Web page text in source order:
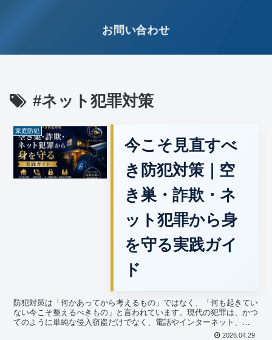
お問い合わせ
#ネット犯罪対策
家庭防犯
今こそ見直すべ
き防犯対策｜空
き巣・詐欺・ネ
ット犯罪から身
を守る実践ガイ
ド
防犯対策は「何かあってから考えるもの」ではなく、「何も起きてい
ない今こそ整えるべきもの」と言われています。現代の犯罪は、かつ
てのように単純な侵入窃盗だけでなく、電話やインターネット、
SNSなどを通じて私たちの生活のあらゆる場面に入り込んでき...
2026.04.29